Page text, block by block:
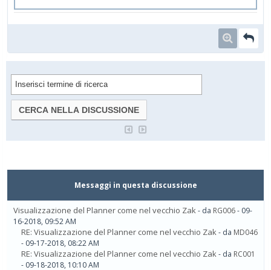
Messaggi in questa discussione
Visualizzazione del Planner come nel vecchio Zak- da RG006- 09-
16-2018, 09:52 AM
RE: Visualizzazione del Planner come nel vecchio Zak- da MD046
- 09-17-2018, 08:22 AM
RE: Visualizzazione del Planner come nel vecchio Zak- da RC001
- 09-18-2018, 10:10 AM